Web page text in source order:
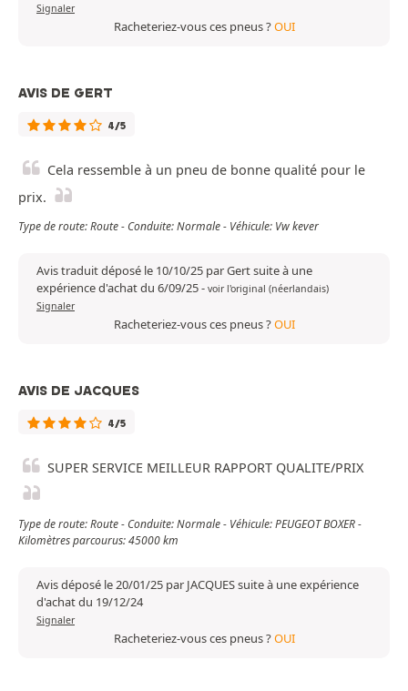
Signaler
Racheteriez-vous ces pneus ?OUI
AVIS DE GERT
4/5
Cela ressemble à un pneu de bonne qualité pour le
prix.
Type de route: Route - Conduite: Normale - Véhicule: Vw kever
Avis traduit déposé le 10/10/25 par Gert suite à une
expérience d'achat du 6/09/25- voir l'original (néerlandais)
Signaler
Racheteriez-vous ces pneus ?OUI
AVIS DE JACQUES
4/5
SUPER SERVICE MEILLEUR RAPPORT QUALITE/PRIX
Type de route: Route - Conduite: Normale - Véhicule: PEUGEOT BOXER -
Kilomètres parcourus: 45000 km
Avis déposé le 20/01/25 par JACQUES suite à une expérience
d'achat du 19/12/24
Signaler
Racheteriez-vous ces pneus ?OUI